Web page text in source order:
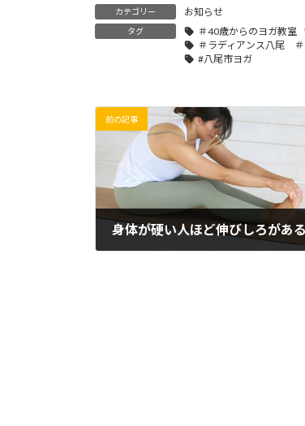
カテゴリー お知らせ
タグ ＃40歳からのヨガ教室
＃ラディアンス八尾
#八尾市ヨガ
前の記事